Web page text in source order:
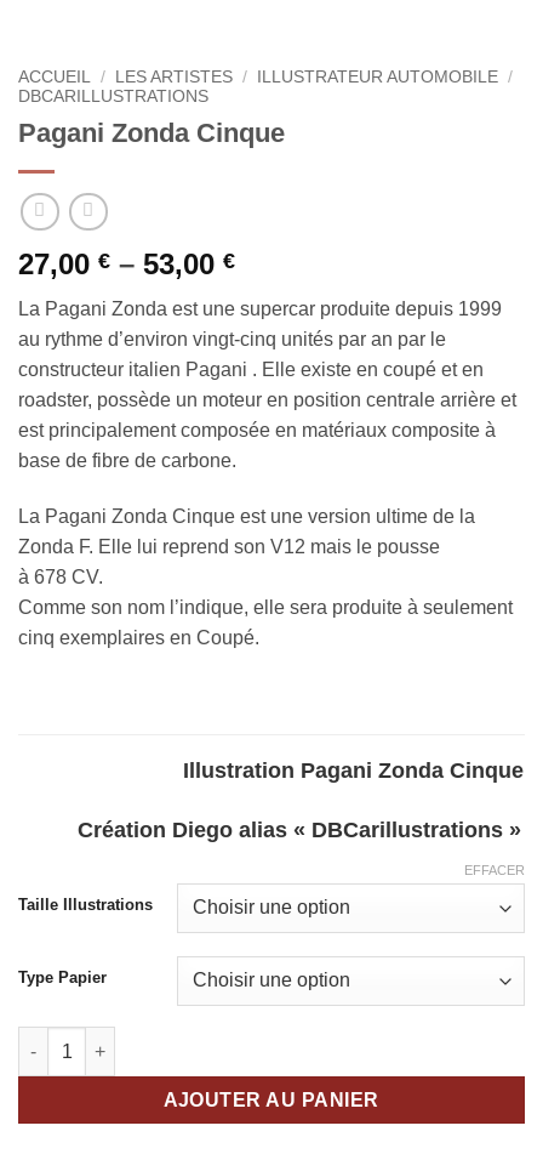
ACCUEIL / LES ARTISTES / ILLUSTRATEUR AUTOMOBILE /
DBCARILLUSTRATIONS
Pagani Zonda Cinque
27,00 € – 53,00 €
La Pagani Zonda est une supercar produite depuis 1999
au rythme d’environ vingt-cinq unités par an par le
constructeur italien Pagani . Elle existe en coupé et en
roadster, possède un moteur en position centrale arrière et
est principalement composée en matériaux composite à
base de fibre de carbone.
La Pagani Zonda Cinque est une version ultime de la
Zonda F. Elle lui reprend son V12 mais le pousse
à 678 CV.
Comme son nom l’indique, elle sera produite à seulement
cinq exemplaires en Coupé.
Illustration Pagani Zonda Cinque
Création Diego alias « DBCarillustrations »
Taille Illustrations
Type Papier
EFFACER
quantité de Pagani Zonda Cinque
AJOUTER AU PANIER